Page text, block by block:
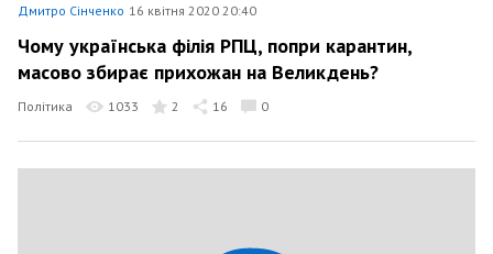
Дмитро Сінченко 16 квітня 2020 20:40
Чому українська філія РПЦ, попри карантин,
масово збирає прихожан на Великдень?
Політика 1033 2 16 0